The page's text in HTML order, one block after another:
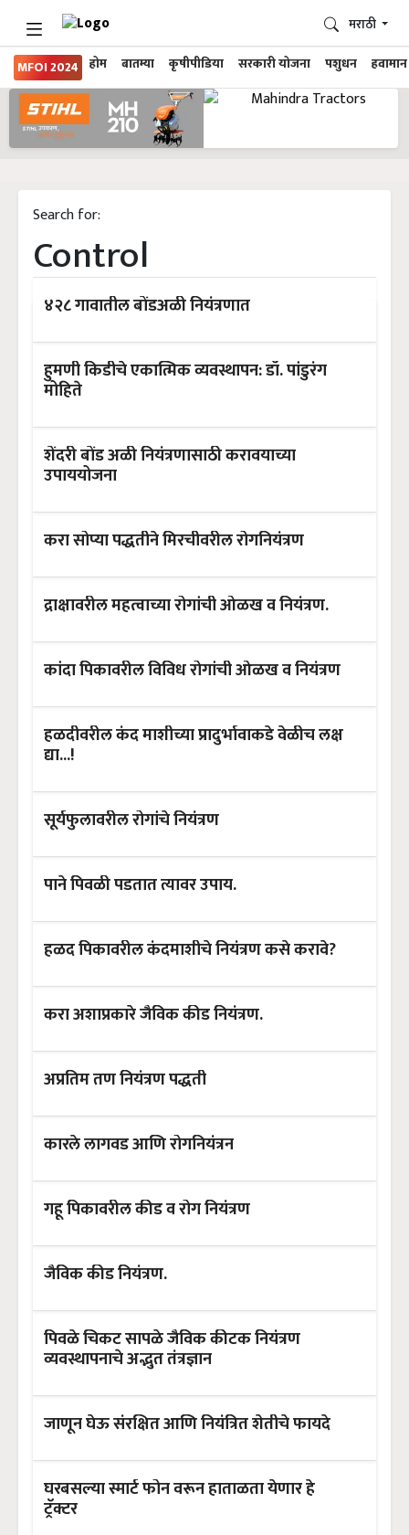
MFOI 2024 होम बातम्या कृषीपीडिया सरकारी योजना पशुधन हवामान
मराठी
Search for:
Control
४२८ गावातील बोंडअळी नियंत्रणात
हुमणी किडीचे एकात्मिक व्यवस्थापन: डॉ. पांडुरंग
मोहिते
शेंदरी बोंड अळी नियंत्रणासाठी करावयाच्या
उपाययोजना
करा सोप्या पद्धतीने मिरचीवरील रोगनियंत्रण
द्राक्षावरील महत्वाच्या रोगांची ओळख व नियंत्रण.
कांदा पिकावरील विविध रोगांची ओळख व नियंत्रण
हळदीवरील कंद माशीच्या प्रादुर्भावाकडे वेळीच लक्ष
द्या...!
सूर्यफुलावरील रोगांचे नियंत्रण
पाने पिवळी पडतात त्यावर उपाय.
हळद पिकावरील कंदमाशीचे नियंत्रण कसे करावे?
करा अशाप्रकारे जैविक कीड नियंत्रण.
अप्रतिम तण नियंत्रण पद्धती
कारले लागवड आणि रोगनियंत्रन
गहू पिकावरील कीड व रोग नियंत्रण
जैविक कीड नियंत्रण.
पिवळे चिकट सापळे जैविक कीटक नियंत्रण
व्यवस्थापनाचे अद्भुत तंत्रज्ञान
जाणून घेऊ संरक्षित आणि नियंत्रित शेतीचे फायदे
घरबसल्या स्मार्ट फोन वरून हाताळता येणार हे
ट्रॅक्टर